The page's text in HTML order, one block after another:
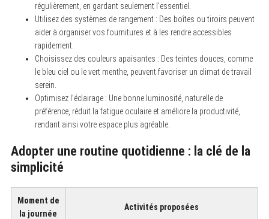
régulièrement, en gardant seulement l’essentiel.
Utilisez des systèmes de rangement : Des boîtes ou tiroirs peuvent
aider à organiser vos fournitures et à les rendre accessibles
rapidement.
Choisissez des couleurs apaisantes : Des teintes douces, comme
le bleu ciel ou le vert menthe, peuvent favoriser un climat de travail
serein.
Optimisez l’éclairage : Une bonne luminosité, naturelle de
préférence, réduit la fatigue oculaire et améliore la productivité,
rendant ainsi votre espace plus agréable.
Adopter une routine quotidienne : la clé de la
simplicité
Moment de
la journée
Activités proposées